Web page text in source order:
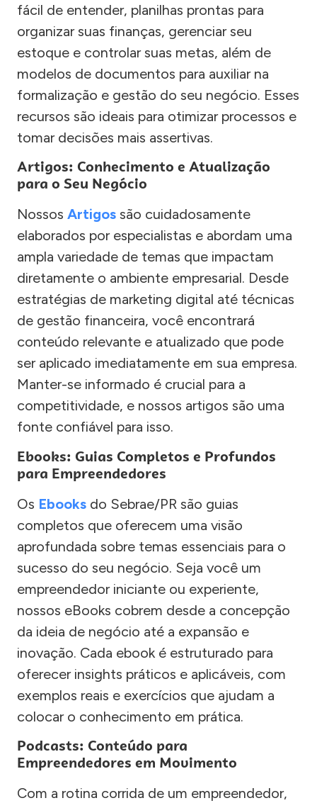
fácil de entender, planilhas prontas para
organizar suas finanças, gerenciar seu
estoque e controlar suas metas, além de
modelos de documentos para auxiliar na
formalização e gestão do seu negócio. Esses
recursos são ideais para otimizar processos e
tomar decisões mais assertivas.
Artigos: Conhecimento e Atualização
para o Seu Negócio
Nossos Artigos são cuidadosamente
elaborados por especialistas e abordam uma
ampla variedade de temas que impactam
diretamente o ambiente empresarial. Desde
estratégias de marketing digital até técnicas
de gestão financeira, você encontrará
conteúdo relevante e atualizado que pode
ser aplicado imediatamente em sua empresa.
Manter-se informado é crucial para a
competitividade, e nossos artigos são uma
fonte confiável para isso.
Ebooks: Guias Completos e Profundos
para Empreendedores
Os Ebooks do Sebrae/PR são guias
completos que oferecem uma visão
aprofundada sobre temas essenciais para o
sucesso do seu negócio. Seja você um
empreendedor iniciante ou experiente,
nossos eBooks cobrem desde a concepção
da ideia de negócio até a expansão e
inovação. Cada ebook é estruturado para
oferecer insights práticos e aplicáveis, com
exemplos reais e exercícios que ajudam a
colocar o conhecimento em prática.
Podcasts: Conteúdo para
Empreendedores em Movimento
Com a rotina corrida de um empreendedor,